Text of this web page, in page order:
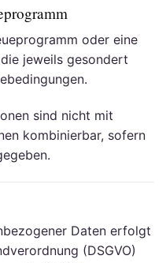
oder eine
jeweils gesondert
sind nicht mit
kombinierbar, sofern
Daten erfolgt
(DSGVO)